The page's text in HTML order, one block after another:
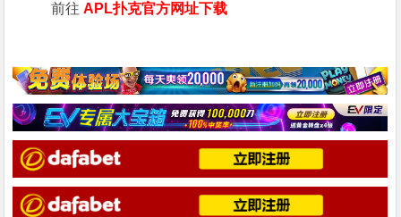
前往APL扑克官方网址下载